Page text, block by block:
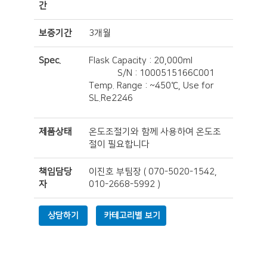
간
보증기간 3개월
Spec.
Flask Capacity : 20,000ml
S/N : 1000515166C001
Temp. Range : ~450℃, Use for
SL.Re2246
제품상태
온도조절기와 함께 사용하여 온도조
절이 필요합니다
책임담당
자
이진호 부팀장( 070-5020-1542,
010-2668-5992)
상담하기 카테고리별 보기